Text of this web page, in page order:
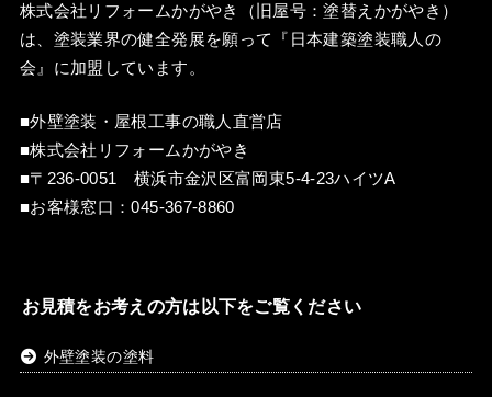
株式会社リフォームかがやき（旧屋号：塗替えかがやき）
は、塗装業界の健全発展を願って『 日本建築塗装職人の
会 』に加盟しています。
■外壁塗装・屋根工事の職人直営店
■株式会社リフォームかがやき
■〒236-0051 横浜市金沢区富岡東5-4-23ハイツA
■お客様窓口：045-367-8860
お見積をお考えの方は以下をご覧ください
外壁塗装の塗料